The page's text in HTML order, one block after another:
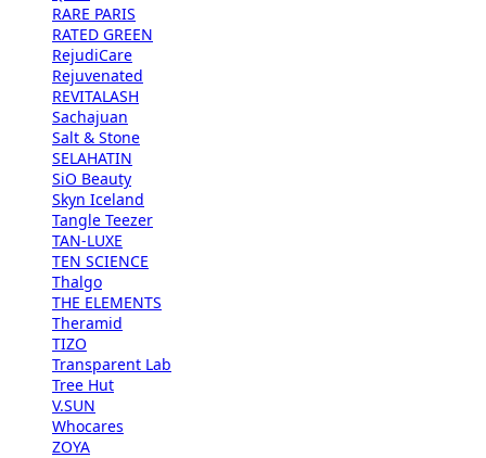
RARE PARIS
RATED GREEN
RejudiCare
Rejuvenated
REVITALASH
Sachajuan
Salt & Stone
SELAHATIN
SiO Beauty
Skyn Iceland
Tangle Teezer
TAN-LUXE
TEN SCIENCE
Thalgo
THE ELEMENTS
Theramid
TIZO
Transparent Lab
Tree Hut
V.SUN
Whocares
ZOYA